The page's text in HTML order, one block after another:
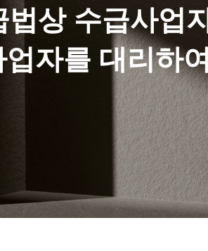
상 수급사업
자를 대리하